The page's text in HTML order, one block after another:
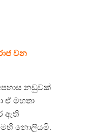
වන
නඩුවක්
ඒ මහතා
ඇති
නොලියමි.